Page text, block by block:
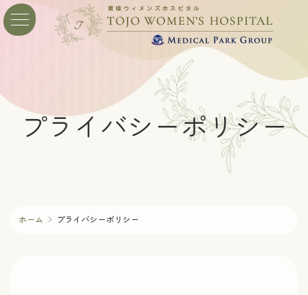
コ
ン
へ
ナ
ビ
ョ
プライバシーポリシー
ホーム プライバシーポリシー